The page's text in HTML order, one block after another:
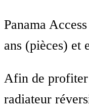
Panama
ans (pièces) et
Afin de profiter
radiateur